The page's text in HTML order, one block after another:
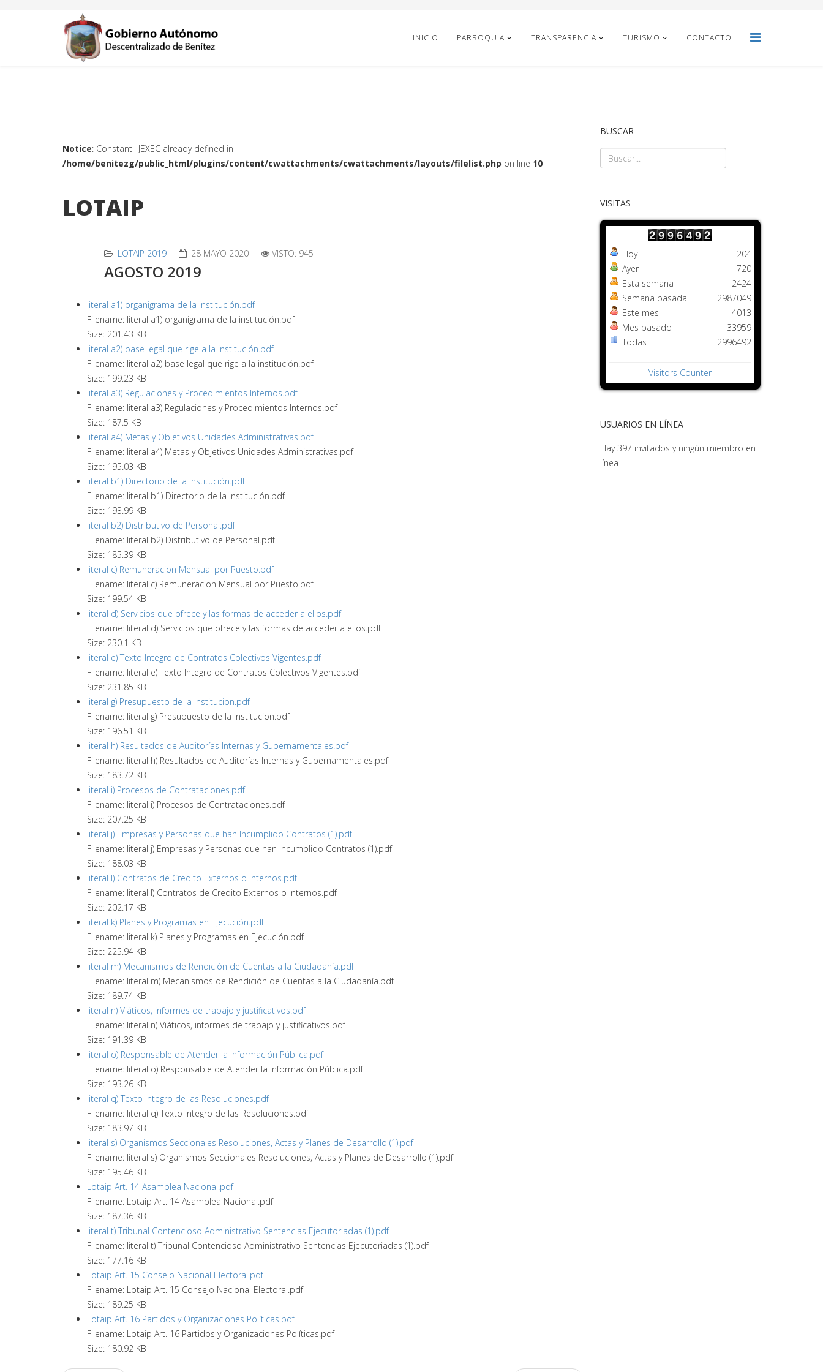
INICIO PARROQUIA TRANSPARENCIA TURISMO CONTACTO
Notice: Constant _JEXEC already defined in
/home/benitezg/public_html/plugins/content/cwattachments/cwattachments/layouts/filelist.php on line 10
LOTAIP
LOTAIP 2019 28 MAYO 2020 VISTO: 945
AGOSTO 2019
literal a1) organigrama de la institución.pdf
Filename: literal a1) organigrama de la institución.pdf
Size: 201.43 KB
literal a2) base legal que rige a la institución.pdf
Filename: literal a2) base legal que rige a la institución.pdf
Size: 199.23 KB
literal a3) Regulaciones y Procedimientos Internos.pdf
Filename: literal a3) Regulaciones y Procedimientos Internos.pdf
Size: 187.5 KB
literal a4) Metas y Objetivos Unidades Administrativas.pdf
Filename: literal a4) Metas y Objetivos Unidades Administrativas.pdf
Size: 195.03 KB
literal b1) Directorio de la Institución.pdf
Filename: literal b1) Directorio de la Institución.pdf
Size: 193.99 KB
literal b2) Distributivo de Personal.pdf
Filename: literal b2) Distributivo de Personal.pdf
Size: 185.39 KB
literal c) Remuneracion Mensual por Puesto.pdf
Filename: literal c) Remuneracion Mensual por Puesto.pdf
Size: 199.54 KB
literal d) Servicios que ofrece y las formas de acceder a ellos.pdf
Filename: literal d) Servicios que ofrece y las formas de acceder a ellos.pdf
Size: 230.1 KB
literal e) Texto Integro de Contratos Colectivos Vigentes.pdf
Filename: literal e) Texto Integro de Contratos Colectivos Vigentes.pdf
Size: 231.85 KB
literal g) Presupuesto de la Institucion.pdf
Filename: literal g) Presupuesto de la Institucion.pdf
Size: 196.51 KB
literal h) Resultados de Auditorías Internas y Gubernamentales.pdf
Filename: literal h) Resultados de Auditorías Internas y Gubernamentales.pdf
Size: 183.72 KB
literal i) Procesos de Contrataciones.pdf
Filename: literal i) Procesos de Contrataciones.pdf
Size: 207.25 KB
literal j) Empresas y Personas que han Incumplido Contratos (1).pdf
Filename: literal j) Empresas y Personas que han Incumplido Contratos (1).pdf
Size: 188.03 KB
literal l) Contratos de Credito Externos o Internos.pdf
Filename: literal l) Contratos de Credito Externos o Internos.pdf
Size: 202.17 KB
literal k) Planes y Programas en Ejecución.pdf
Filename: literal k) Planes y Programas en Ejecución.pdf
Size: 225.94 KB
literal m) Mecanismos de Rendición de Cuentas a la Ciudadanía.pdf
Filename: literal m) Mecanismos de Rendición de Cuentas a la Ciudadanía.pdf
Size: 189.74 KB
literal n) Viáticos, informes de trabajo y justificativos.pdf
Filename: literal n) Viáticos, informes de trabajo y justificativos.pdf
Size: 191.39 KB
literal o) Responsable de Atender la Información Pública.pdf
Filename: literal o) Responsable de Atender la Información Pública.pdf
Size: 193.26 KB
literal q) Texto Integro de las Resoluciones.pdf
Filename: literal q) Texto Integro de las Resoluciones.pdf
Size: 183.97 KB
literal s) Organismos Seccionales Resoluciones, Actas y Planes de Desarrollo (1).pdf
Filename: literal s) Organismos Seccionales Resoluciones, Actas y Planes de Desarrollo (1).pdf
Size: 195.46 KB
Lotaip Art. 14 Asamblea Nacional.pdf
Filename: Lotaip Art. 14 Asamblea Nacional.pdf
Size: 187.36 KB
literal t) Tribunal Contencioso Administrativo Sentencias Ejecutoriadas (1).pdf
Filename: literal t) Tribunal Contencioso Administrativo Sentencias Ejecutoriadas (1).pdf
Size: 177.16 KB
Lotaip Art. 15 Consejo Nacional Electoral.pdf
Filename: Lotaip Art. 15 Consejo Nacional Electoral.pdf
Size: 189.25 KB
Lotaip Art. 16 Partidos y Organizaciones Políticas.pdf
Filename: Lotaip Art. 16 Partidos y Organizaciones Políticas.pdf
Size: 180.92 KB
BUSCAR
VISITAS
Hoy
Ayer
Esta semana
Semana pasada
Este mes
Mes pasado
Todas
204
720
2424
2987049
4013
33959
2996492
Visitors Counter
USUARIOS EN LÍNEA
Hay 397 invitados y ningún miembro en
línea